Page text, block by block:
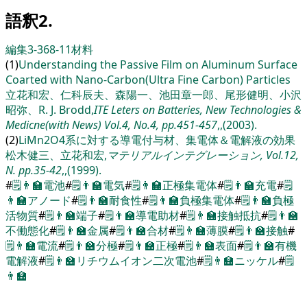
語釈2.
編集3-368-11材料
(1)Understanding the Passive Film on Aluminum Surface
Coarted with Nano-Carbon(Ultra Fine Carbon) Particles
立花和宏、仁科辰夫、森陽一、池田章一郎、尾形健明、小沢
昭弥、R. J. Brodd,ITE Leters on Batteries, New Technologies &
Medicne(with News) Vol.4, No.4, pp.451-457,,(2003).
(2)LiMn2O4系に対する導電付与材、集電体＆電解液の効果
松木健三、立花和宏,マテリアルインテグレーション, Vol.12,
N. pp.35-42,,(1999).
#🗒️👨‍🏫電池#🗒️👨‍🏫電気#🗒️👨‍🏫正極集電体#🗒️👨‍🏫充電#🗒️
👨‍🏫アノード#🗒️👨‍🏫耐食性#🗒️👨‍🏫負極集電体#🗒️👨‍🏫負極
活物質#🗒️👨‍🏫端子#🗒️👨‍🏫導電助材#🗒️👨‍🏫接触抵抗#🗒️👨‍🏫
不働態化#🗒️👨‍🏫金属#🗒️👨‍🏫合材#🗒️👨‍🏫薄膜#🗒️👨‍🏫接触#
🗒️👨‍🏫電流#🗒️👨‍🏫分極#🗒️👨‍🏫正極#🗒️👨‍🏫表面#🗒️👨‍🏫有機
電解液#🗒️👨‍🏫 リチウムイオン二次電池#🗒️👨‍🏫ニッケル#🗒️
👨‍🏫